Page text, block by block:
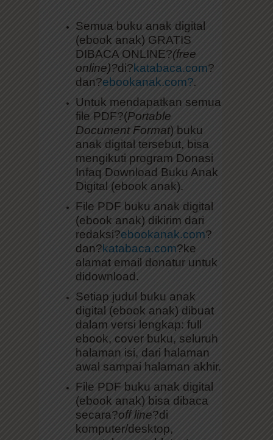
(ebook anak) GRATIS
DIBACA ONLINE?(free
online)?di?katabaca.com
dan?ebookanak.com?.
file PDF?(Portable
Document Format
anak digital tersebut, bisa
mengikuti program Donasi
Infaq Download Buku Anak
Digital (ebook anak).
(ebook anak) dikirim dari
redaksi?ebookanak.com
dan?katabaca.com?ke
alamat email donatur untuk
didownload.
digital (ebook anak) dibuat
dalam versi lengkap: full
ebook, cover buku, seluruh
halaman isi, dari halaman
awal sampai halaman akhir.
(ebook anak) bisa dibaca
secara?off line?di
komputer/desktop,
smartphone, tablet, atau